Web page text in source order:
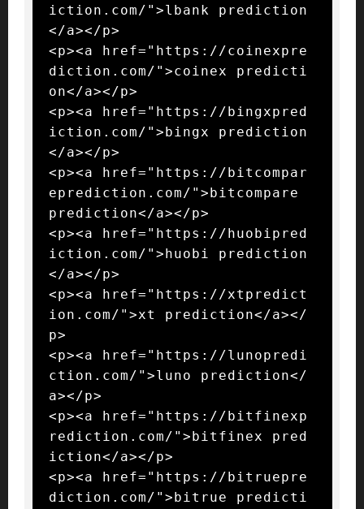
iction.com/">lbank prediction
</a></p>
<p><a href="https://coinexpre
diction.com/">coinex predicti
on</a></p>
<p><a href="https://bingxpred
iction.com/">bingx prediction
</a></p>
<p><a href="https://bitcompar
eprediction.com/">bitcompare
prediction</a></p>
<p><a href="https://huobipred
iction.com/">huobi prediction
</a></p>
<p><a href="https://xtpredict
ion.com/">xt prediction</a></
p>
<p><a href="https://lunopredi
ction.com/">luno prediction</
a></p>
<p><a href="https://bitfinexp
rediction.com/">bitfinex pred
iction</a></p>
<p><a href="https://bitruepre
diction.com/">bitrue predicti